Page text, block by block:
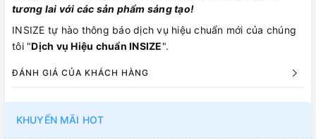
tương lai với các sản phẩm sáng tạo!
INSIZE tự hào thông báo dịch vụ hiệu chuẩn mới của chúng
tôi "Dịch vụ Hiệu chuẩn INSIZE".
ĐÁNH GIÁ CỦA KHÁCH HÀNG
KHUYẾN MÃI HOT